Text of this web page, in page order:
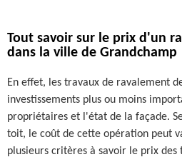
Tout savoir sur le prix d'un
dans la ville de Grandchamp
En effet, les travaux de ravalement
investissements plus ou moins
propriétaires et l'état de la façade.
toit, le coût de cette opération peut
plusieurs critères à savoir le prix